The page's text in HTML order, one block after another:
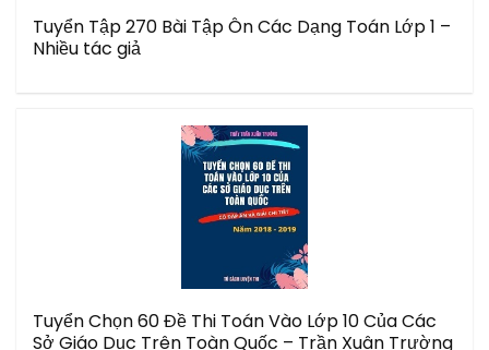
Tuyển Tập 270 Bài Tập Ôn Các Dạng Toán Lớp 1 –
Nhiều tác giả
Tuyển Chọn 60 Đề Thi Toán Vào Lớp 10 Của Các
Sở Giáo Dục Trên Toàn Quốc – Trần Xuân Trường